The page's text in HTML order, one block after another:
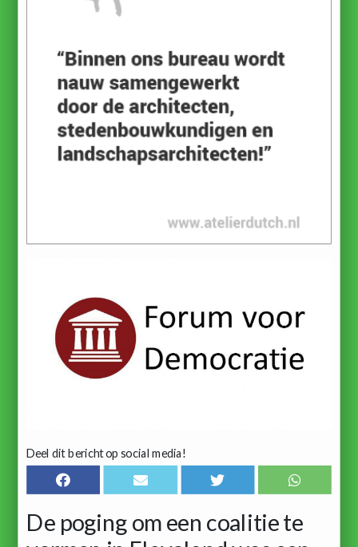
Deel dit bericht op social media!
De poging om een coalitie te